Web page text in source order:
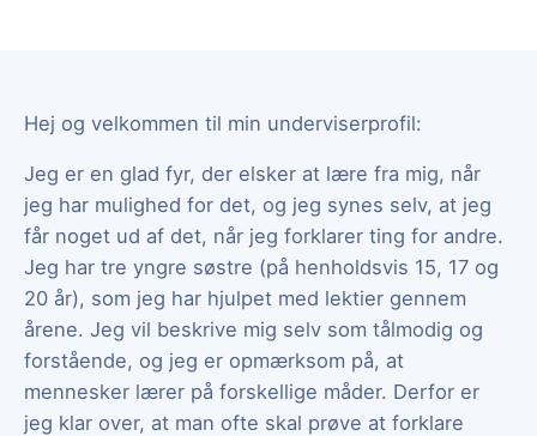
Hej og velkommen til min underviserprofil:
Jeg er en glad fyr, der elsker at lære fra mig, når
jeg har mulighed for det, og jeg synes selv, at jeg
får noget ud af det, når jeg forklarer ting for andre.
Jeg har tre yngre søstre (på henholdsvis 15, 17 og
20 år), som jeg har hjulpet med lektier gennem
årene. Jeg vil beskrive mig selv som tålmodig og
forstående, og jeg er opmærksom på, at
mennesker lærer på forskellige måder. Derfor er
jeg klar over, at man ofte skal prøve at forklare